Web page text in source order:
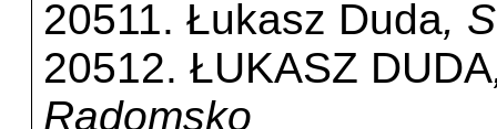
20511. Łukasz Duda,
20512. ŁUKASZ DUDA
Radomsko